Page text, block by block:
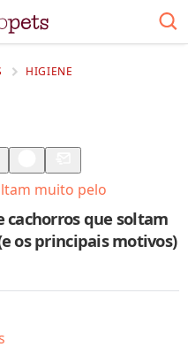
HIGIENE
muito pelo
cachorros que soltam
os principais motivos)